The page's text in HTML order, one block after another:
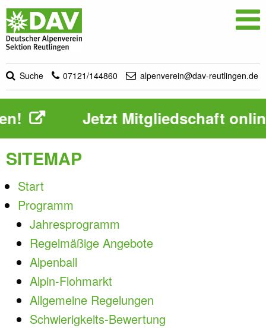

Suche 07121/144860 alpenverein@dav-reutlingen.de
Jetzt Mitgliedschaft
SITEMAP
Start
Programm
Jahresprogramm
Regelmäßige Angebote
Alpenball
Alpin-Flohmarkt
Allgemeine Regelungen
Schwierigkeits-Bewertung